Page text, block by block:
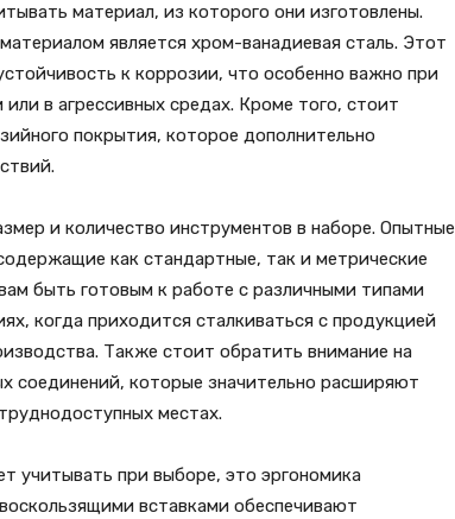
материал, из которого они изготовлены.
является хром-ванадиевая сталь. Этот
к коррозии, что особенно важно при
в агрессивных средах. Кроме того, стоит
покрытия, которое дополнительно
и количество инструментов в наборе. Опытные
как стандартные, так и метрические
быть готовым к работе с различными типами
когда приходится сталкиваться с продукцией
Также стоит обратить внимание на
соединений, которые значительно расширяют
местах.
учитывать при выборе, это эргономика
вставками обеспечивают